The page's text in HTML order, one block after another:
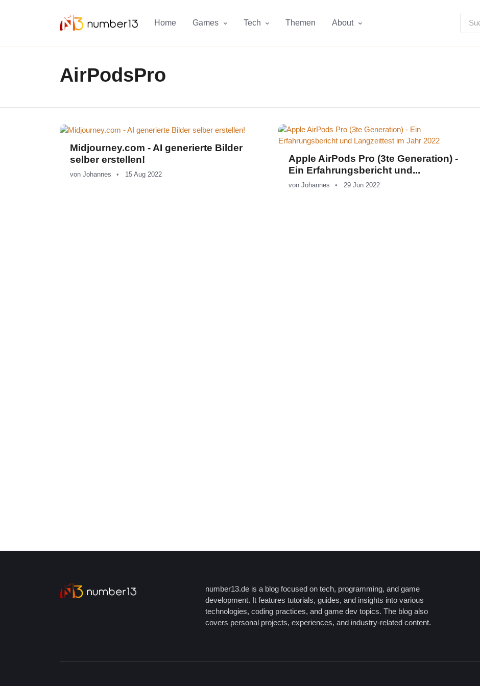
Home Games Tech Themen About
AirPodsPro
Midjourney.com - AI generierte Bilder
selber erstellen!
von Johannes 15 Aug 2022
Apple AirPods Pro (3te Generation) -
Ein Erfahrungsbericht und...
von Johannes 29 Jun 2022
number13.de is a blog focused on tech, programming, and game
development. It features tutorials, guides, and insights into various
technologies, coding practices, and game dev topics. The blog also
covers personal projects, experiences, and industry-related content.